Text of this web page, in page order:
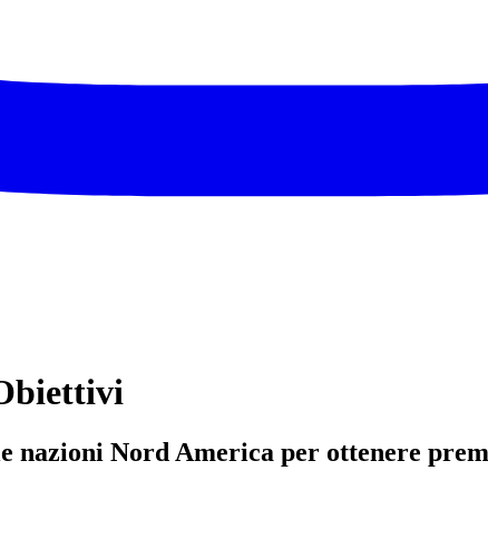
Nord America per ottenere